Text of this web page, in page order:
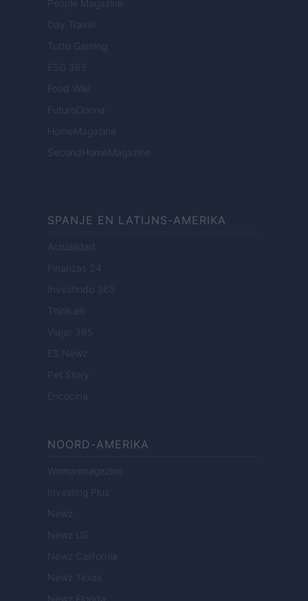
People Magazine
Day Travel
Tutto Gaming
ESG 365
Food Wiki
FuturoDonna
HomeMagazine
SecondHomeMagazine
SPANJE EN LATIJNS-AMERIKA
Actualidad
Finanzas 24
Investindo 365
Think.es
Viajar 365
ES Newz
Pet Story
Encocina
NOORD-AMERIKA
Womanmagazine
Investing Plus
Newz
Newz US
Newz California
Newz Texas